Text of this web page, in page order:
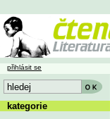
přihlásit se
kategorie